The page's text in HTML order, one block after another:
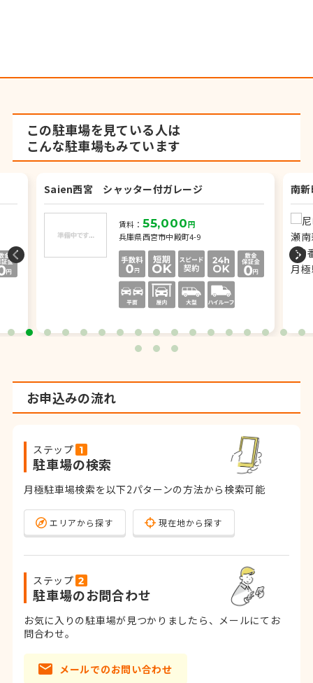
この駐車場を見ている人は
こんな駐車場もみています
Saien西宮 シャッター付ガレージ
賃料： 55,000円
兵庫県西宮市中殿町4-9
南
お申込みの流れ
ステップ
駐車場の検索
月極駐車場検索を以下2パターンの方法から検索可能
エリアから探す 現在地から探す
ステップ
駐車場のお問合わせ
お気に入りの駐車場が見つかりましたら、メールにてお
問合わせ。
メールでのお問い合わせ